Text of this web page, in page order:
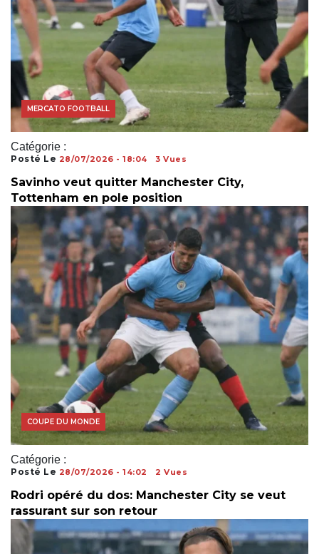
Catégorie :
MERCATO FOOTBALL
Posté Le 28/07/2026 - 18:04 3 Vues
Savinho veut quitter Manchester City,
Tottenham en pole position
Catégorie :
COUPE DU MONDE
Posté Le 28/07/2026 - 14:02 2 Vues
Rodri opéré du dos: Manchester City se veut
rassurant sur son retour